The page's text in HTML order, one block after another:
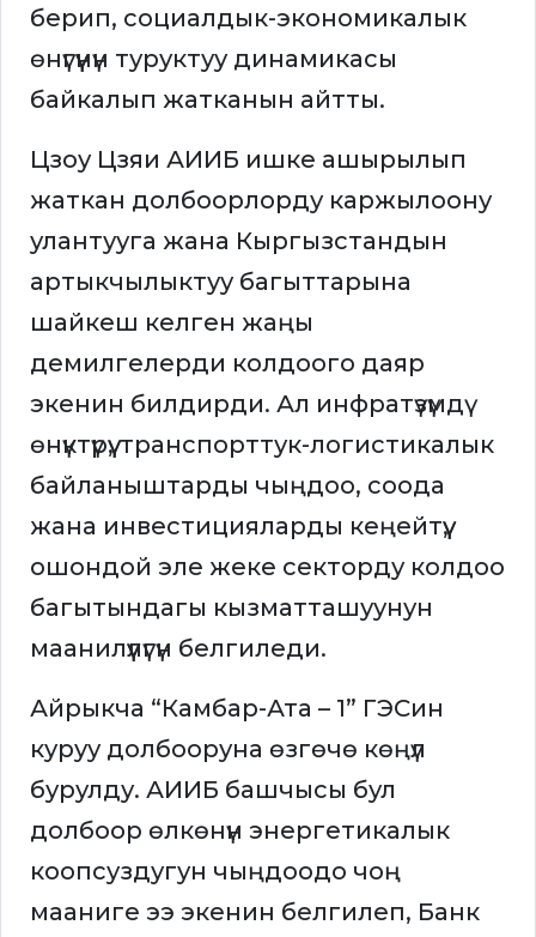
берип, социалдык-экономикалык
өнүгүүнүн туруктуу динамикасы
байкалып жатканын айтты.
Цзоу Цзяи АИИБ ишке ашырылып
жаткан долбоорлорду каржылоону
улантууга жана Кыргызстандын
артыкчылыктуу багыттарына
шайкеш келген жаңы
демилгелерди колдоого даяр
экенин билдирди. Ал инфратүзүмдү
өнүктүрүү, транспорттук-логистикалык
байланыштарды чыңдоо, соода
жана инвестицияларды кеңейтүү,
ошондой эле жеке секторду колдоо
багытындагы кызматташуунун
маанилүүлүгүн белгиледи.
Айрыкча “Камбар-Ата – 1” ГЭСин
куруу долбооруна өзгөчө көңүл
бурулду. АИИБ башчысы бул
долбоор өлкөнүн энергетикалык
коопсуздугун чыңдоодо чоң
мааниге ээ экенин белгилеп, Банк